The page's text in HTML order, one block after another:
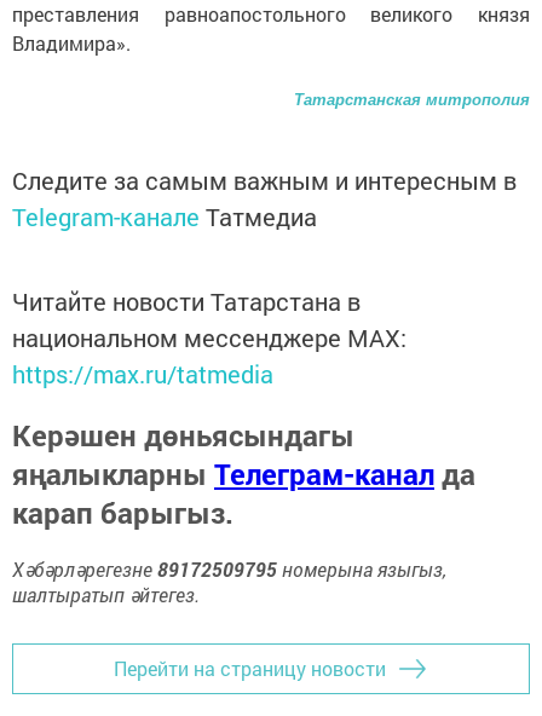
преставления равноапостольного великого князя
Владимира».
Татарстанская митрополия
Следите за самым важным и интересным в
Telegram-канале Татмедиа
Читайте новости Татарстана в
национальном мессенджере MАХ:
https://max.ru/tatmedia
Керәшен дөньясындагы
яңалыкларны Телеграм-каналда
карап барыгыз.
Хәбәрләрегезне89172509795номерына языгыз,
шалтыратып әйтегез.
Перейти на страницу новости